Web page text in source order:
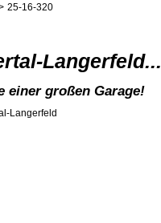
25-16-320
Langerfeld...
einer großen Garage!